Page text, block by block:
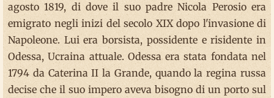
agosto 1819, di dove il suo padre Nicola Perosio era
emigrato negli inizi del secolo XIX dopo l'invasione di
Napoleone. Lui era borsista, possidente e risidente in
Odessa, Ucraina attuale. Odessa era stata fondata nel
1794 da Caterina II la Grande, quando la regina russa
decise che il suo impero aveva bisogno di un porto sul